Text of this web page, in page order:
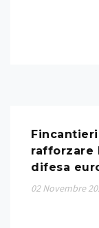
rafforzare
difesa
02 Novembre